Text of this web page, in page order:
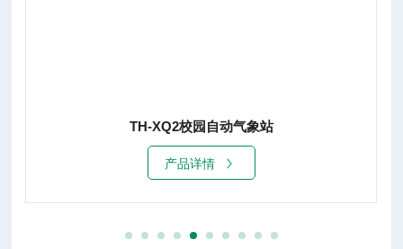
TH-XQ2校园自动气象站
产品详情